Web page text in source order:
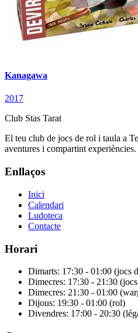
Kanagawa
2017
Club Stas Tarat
El teu club de jocs de rol i taula a
aventures i compartint experiències.
Enllaços
Inici
Calendari
Ludoteca
Contacte
Horari
Dimarts: 17:30 - 01:00 (jocs
Dimecres: 17:30 - 21:30
Dimecres: 21:30 - 01:00
Dijous: 19:30 - 01:00 (rol)
Divendres: 17:00 - 20:30